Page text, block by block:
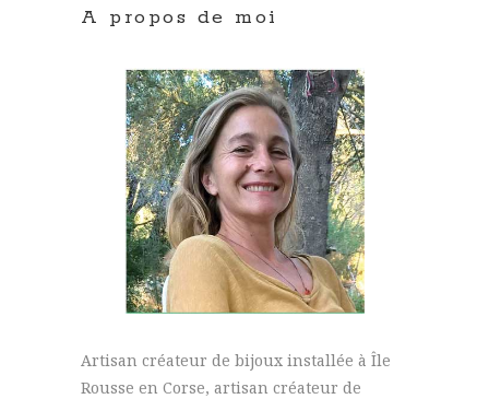
A propos de moi
Artisan créateur de bijoux installée à Île
Rousse en Corse, artisan créateur de